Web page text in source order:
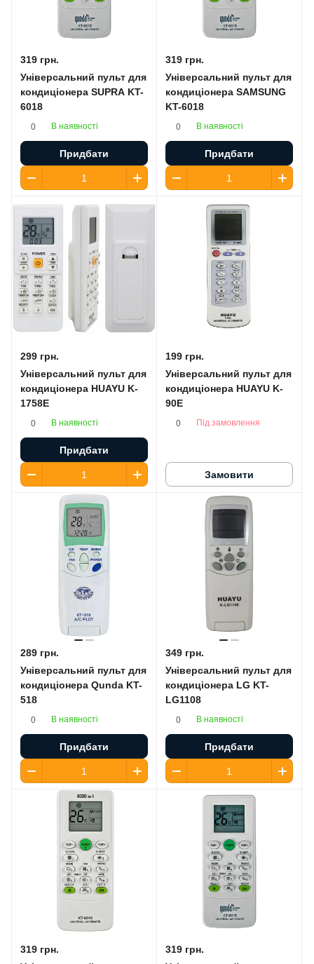
319 грн.
Універсальний пульт для
кондиціонера SUPRA KT-
6018
0 В наявності
Придбати
319 грн.
Універсальний пульт для
кондиціонера SAMSUNG
KT-6018
0 В наявності
Придбати
299 грн.
Універсальний пульт для
кондиціонера HUAYU K-
1758E
0 В наявності
Придбати
199 грн.
Універсальний пульт для
кондиціонера HUAYU K-
90E
0 Під замовлення
Замовити
289 грн.
Універсальний пульт для
кондиціонера Qunda KT-
518
0 В наявності
Придбати
349 грн.
Універсальний пульт для
кондиціонера LG KT-
LG1108
0 В наявності
Придбати
319 грн.
319 грн.